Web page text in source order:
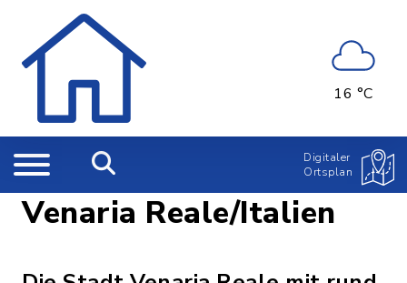
16 °C
Digitaler
Ortsplan
Venaria Reale/Italien